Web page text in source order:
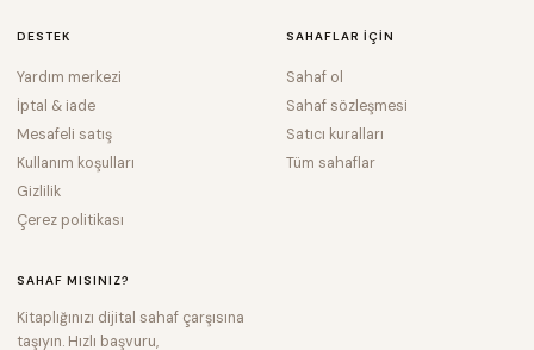
DESTEK
Yardım merkezi
İptal & iade
Mesafeli satış
Kullanım koşulları
Gizlilik
Çerez politikası
SAHAFLAR IÇIN
Sahaf ol
Sahaf sözleşmesi
Satıcı kuralları
Tüm sahaflar
SAHAF MISINIZ?
Kitaplığınızı dijital sahaf çarşısına
taşıyın. Hızlı başvuru,